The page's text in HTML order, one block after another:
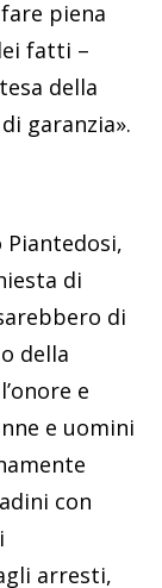
piena
fatti –
della
garanzia».
di
di
della
e
e uomini
con
arresti,